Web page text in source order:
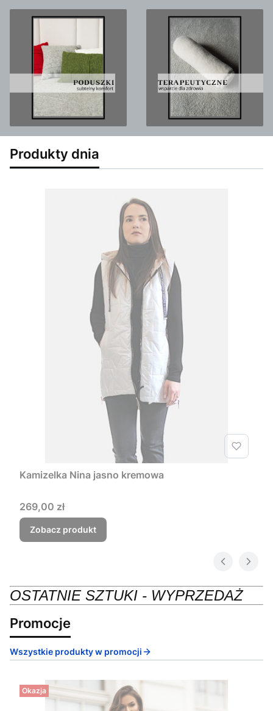
Produkty dnia
Kamizelka Nina jasno kremowa
Cena
269,00 zł
Zobacz produkt
OSTATNIE SZTUKI - WYPRZEDAŻ
Promocje
Wszystkie produkty w promocji
Okazja